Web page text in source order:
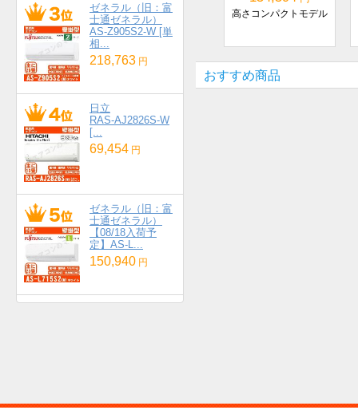
高さコンパクトモデル
おすすめ商品
ゼネラル（旧：富
士通ゼネラル）
AS-Z905S2-W [単
相...
218,763 円
日立
RAS-AJ2826S-W
[...
69,454 円
ゼネラル（旧：富
士通ゼネラル）
【08/18入荷予
定】AS-L...
150,940 円